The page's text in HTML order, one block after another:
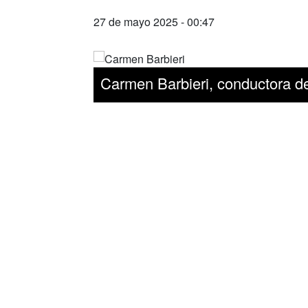
27 de mayo 2025 - 00:47
Carmen Barbieri, conductora